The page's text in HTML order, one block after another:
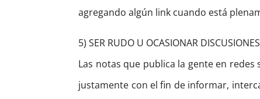
agregando algún link cuando está
5) SER RUDO U OCASIONAR DISCUSIONES
Las notas que publica la gente en
justamente con el fin de informar,